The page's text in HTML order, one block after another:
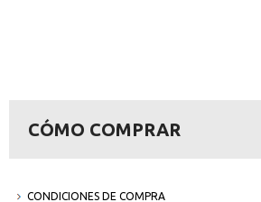
CÓMO COMPRAR
CONDICIONES DE COMPRA